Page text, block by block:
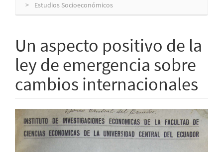
Estudios Socioeconómicos
Un aspecto positivo de la
ley de emergencia sobre
cambios internacionales
Barra
lateral